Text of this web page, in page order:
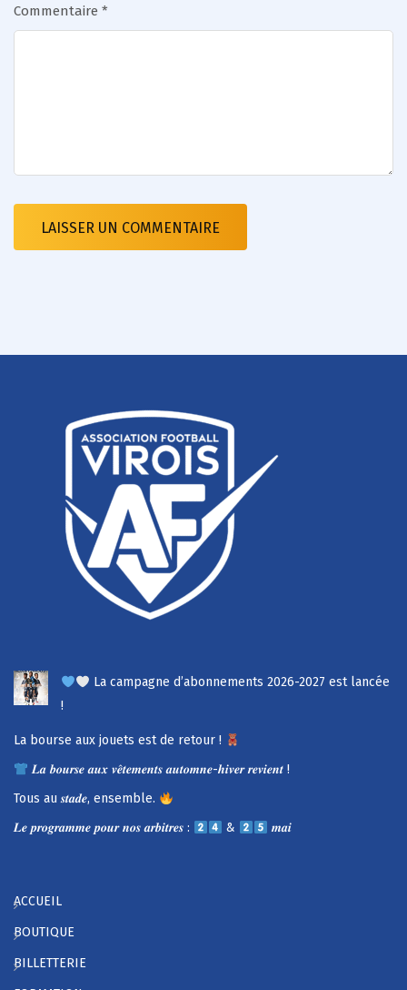
Commentaire *
La campagne d’abonnements 2026-2027 est lancée
!
La bourse aux jouets est de retour !
𝑳𝒂 𝒃𝒐𝒖𝒓𝒔𝒆 𝒂𝒖𝒙 𝒗𝒆̂𝒕𝒆𝒎𝒆𝒏𝒕𝒔 𝒂𝒖𝒕𝒐𝒎𝒏𝒆-𝒉𝒊𝒗𝒆𝒓 𝒓𝒆𝒗𝒊𝒆𝒏𝒕 !
Tous au 𝒔𝒕𝒂𝒅𝒆, ensemble.
𝑳𝒆 𝒑𝒓𝒐𝒈𝒓𝒂𝒎𝒎𝒆 𝒑𝒐𝒖𝒓 𝒏𝒐𝒔 𝒂𝒓𝒃𝒊𝒕𝒓𝒆𝒔 :
& 𝒎𝒂𝒊
ACCUEIL
BOUTIQUE
BILLETTERIE